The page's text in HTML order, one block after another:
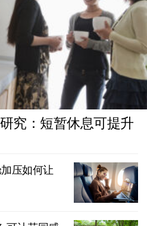
究：短暂休息可提升
压如何让